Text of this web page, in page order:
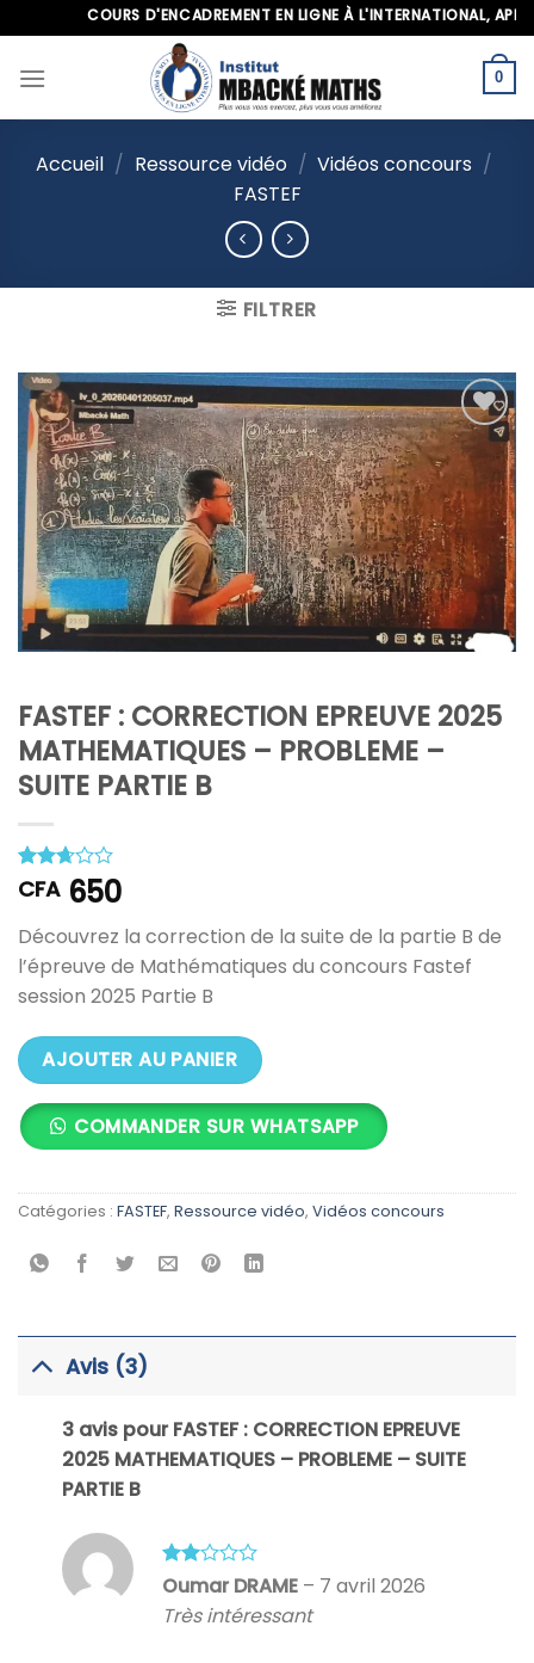
to
content
COURS D'ENCADREMENT EN LIGNE À L'INTERNATIONAL,
0
Accueil / Ressource vidéo / Vidéos concours /
FASTEF
FILTRER
Ajouter
à la
liste
d’envies
FASTEF : CORRECTION EPREUVE 2025
MATHEMATIQUES – PROBLEME –
SUITE PARTIE B
Noté
2.67
basé
sur
3
notations
client
CFA 650
Découvrez la correction de la suite de la partie B de
l’épreuve de Mathématiques du concours Fastef
session 2025 Partie B
AJOUTER AU PANIER
COMMANDER SUR WHATSAPP
Catégories : FASTEF, Ressource vidéo, Vidéos concours
Avis (3)
3 avis pourFASTEF : CORRECTION EPREUVE
2025 MATHEMATIQUES – PROBLEME – SUITE
PARTIE B
Note
sur
Oumar DRAME – 7 avril 2026
Très intéressant